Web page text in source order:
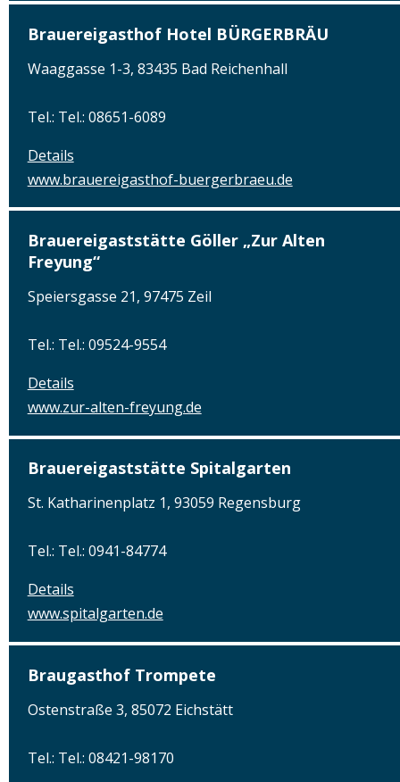
Brauereigasthof Hotel BÜRGERBRÄU
Waaggasse 1-3, 83435 Bad Reichenhall
Tel.: Tel.: 08651-6089
Details
www.brauereigasthof-buergerbraeu.de
Brauereigaststätte Göller „Zur Alten
Freyung“
Speiersgasse 21, 97475 Zeil
Tel.: Tel.: 09524-9554
Details
www.zur-alten-freyung.de
Brauereigaststätte Spitalgarten
St. Katharinenplatz 1, 93059 Regensburg
Tel.: Tel.: 0941-84774
Details
www.spitalgarten.de
Braugasthof Trompete
Ostenstraße 3, 85072 Eichstätt
Tel.: Tel.: 08421-98170